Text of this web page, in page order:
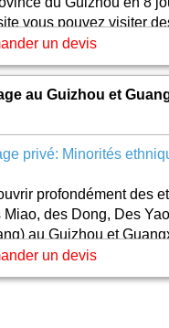
vous pouvez visiter
des villages
naturels.
un devis
au Guizhou et
privé: Minorités
profondément des
Miao, des Dong, Des
au Guizhou et
seulement des
des construction des
un devis